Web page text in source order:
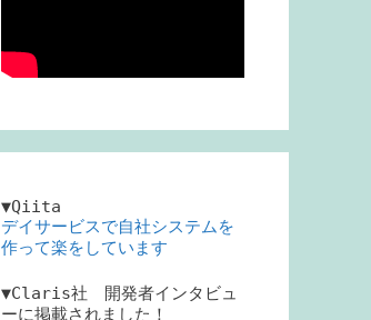
▼Qiita
デイサービスで自社システムを
作って楽をしています
▼Claris社 開発者インタビュ
ーに掲載されました！